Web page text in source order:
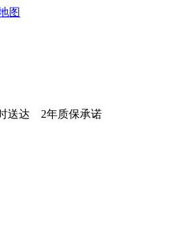
图
送达 2年质保承诺